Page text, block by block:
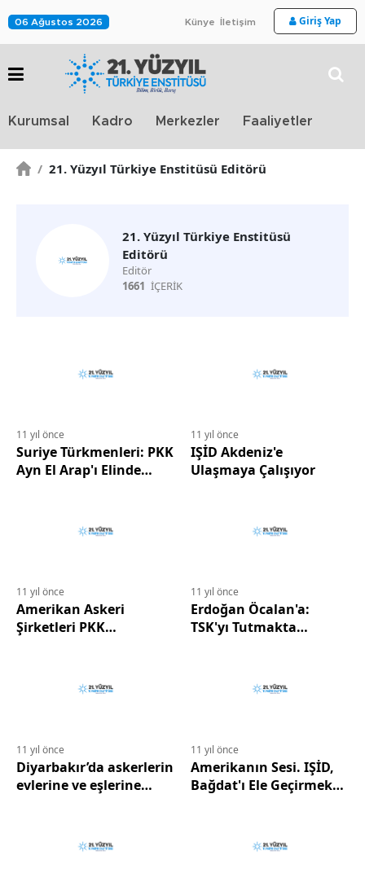
06 Ağustos 2026 Künye İletişim Giriş Yap
Kurumsal Kadro Merkezler Faaliyetler
/ 21. Yüzyıl Türkiye Enstitüsü Editörü
21. Yüzyıl Türkiye Enstitüsü
Editörü
Editör
1661 İÇERİK
11 yıl önce
Suriye Türkmenleri: PKK
Ayn El Arap'ı Elinde
11 yıl önce
IŞİD Akdeniz'e
Ulaşmaya Çalışıyor
11 yıl önce
Amerikan Askeri
Şirketleri PKK
11 yıl önce
Erdoğan Öcalan'a:
TSK'yı Tutmakta
11 yıl önce
Diyarbakır’da askerlerin
evlerine ve eşlerine
11 yıl önce
Amerikanın Sesi. IŞİD,
Bağdat'ı Ele Geçirmek